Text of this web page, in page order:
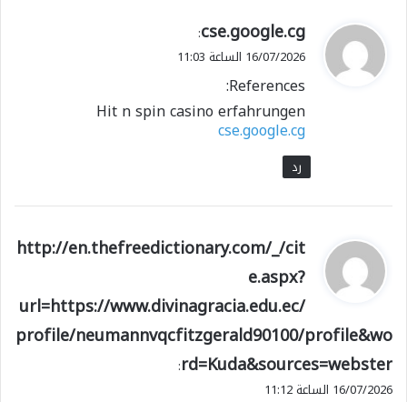
ي
ق
ل
cse.google.cg
:
16/07/2026 الساعة 11:03
References:
Hit n spin casino erfahrungen
cse.google.cg
رد
ي
ق
و
ل
http://en.thefreedictionary.com/_/cit
e.aspx?
url=https://www.divinagracia.edu.ec/
profile/neumannvqcfitzgerald90100/profile&wo
rd=Kuda&sources=webster
:
16/07/2026 الساعة 11:12